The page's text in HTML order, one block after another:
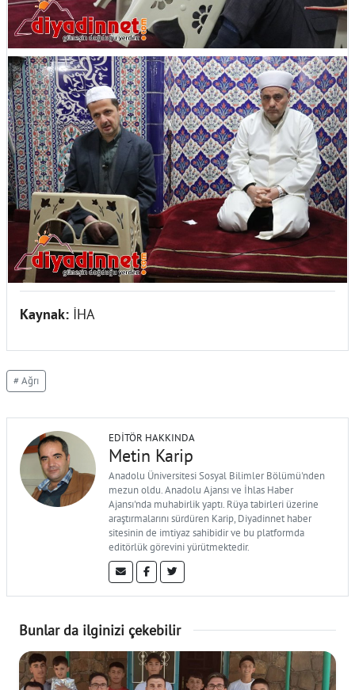
Kaynak: İHA
# Ağrı
EDITÖR HAKKINDA
Metin Karip
Anadolu Üniversitesi Sosyal Bilimler Bölümü'nden
mezun oldu. Anadolu Ajansı ve İhlas Haber
Ajansı'nda muhabirlik yaptı. Rüya tabirleri üzerine
araştırmalarını sürdüren Karip, Diyadinnet haber
sitesinin de imtiyaz sahibidir ve bu platformda
editörlük görevini yürütmektedir.
Bunlar da ilginizi çekebilir